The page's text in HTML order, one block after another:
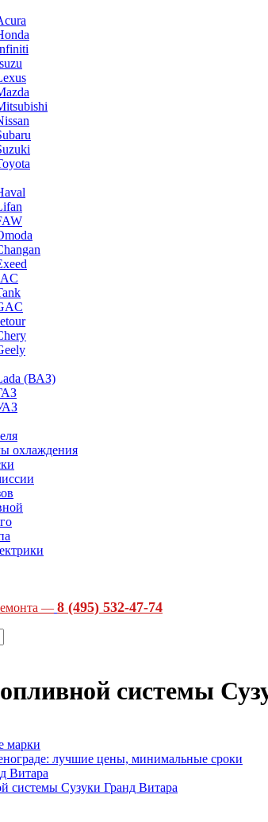
(ВАЗ)
охлаждения
— 8 (495) 532-47-74
системы
марки
лучшие цены, минимальные сроки
Витара
системы Сузуки Гранд Витара